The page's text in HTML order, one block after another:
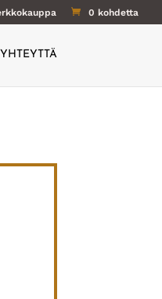
0 kohdetta